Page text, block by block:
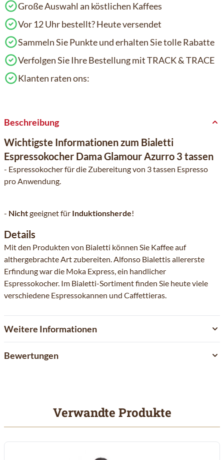
Große Auswahl an köstlichen Kaffees
Vor 12 Uhr bestellt? Heute versendet
Sammeln Sie Punkte und erhalten Sie tolle Rabatte
Verfolgen Sie Ihre Bestellung mit TRACK & TRACE
Klanten raten ons:
Beschreibung
Wichtigste Informationen zum Bialetti
Espressokocher Dama Glamour Azurro 3 tassen
- Espressokocher für die Zubereitung von 3 tassen Espresso
pro Anwendung.
- Nichtgeeignet für Induktionsherde!
Details
Mit den Produkten von Bialetti können Sie Kaffee auf
althergebrachte Art zubereiten. Alfonso Bialettis allererste
Erfindung war die Moka Express, ein handlicher
Espressokocher. Im Bialetti-Sortiment finden Sie heute viele
verschiedene Espressokannen und Caffettieras.
Weitere Informationen
Bewertungen
Verwandte Produkte
Mit der Tabulatortaste können Sie durch die Elemente des
Clicken, um das Karussell zu überspringen